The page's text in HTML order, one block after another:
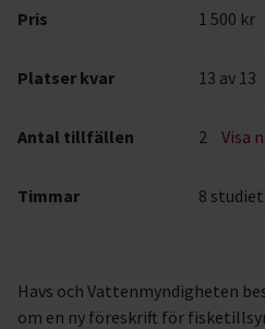
Pris 1 500 kr
Platser kvar 13 av 13
Antal tillfällen 2 Visa
Timmar 8
Havs och Vattenmyndigheten
om en ny föreskrift för